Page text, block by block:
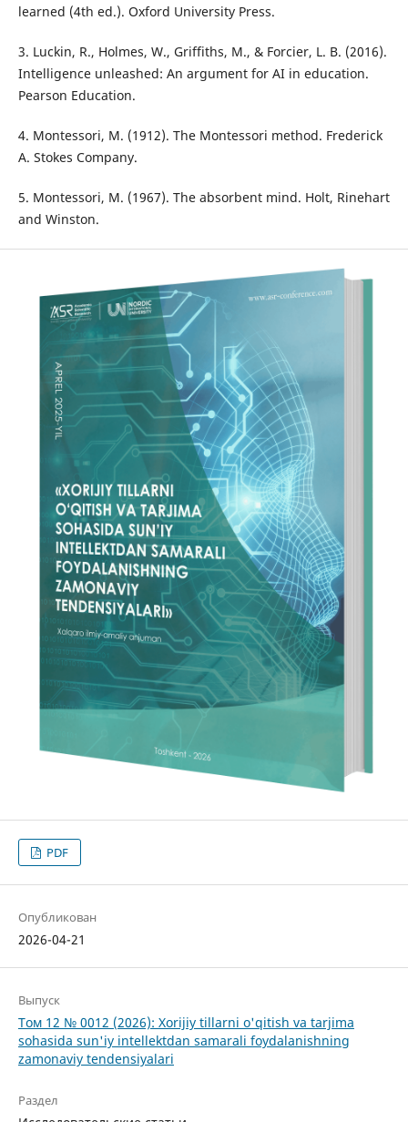
learned (4th ed.). Oxford University Press.
3. Luckin, R., Holmes, W., Griffiths, M., & Forcier, L. B. (2016).
Intelligence unleashed: An argument for AI in education.
Pearson Education.
4. Montessori, M. (1912). The Montessori method. Frederick
A. Stokes Company.
5. Montessori, M. (1967). The absorbent mind. Holt, Rinehart
and Winston.
PDF
Опубликован
2026-04-21
Выпуск
Том 12 № 0012 (2026): Xorijiy tillarni o'qitish va tarjima
sohasida sun'iy intellektdan samarali foydalanishning
zamonaviy tendensiyalari
Раздел